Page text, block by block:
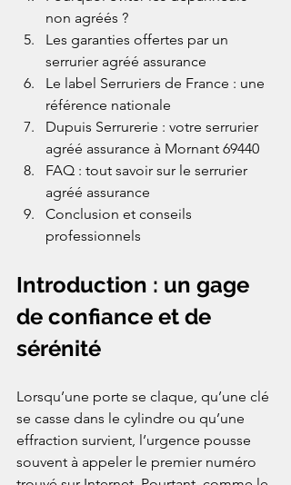
non agréés ?
Les garanties offertes par un
serrurier agréé assurance
Le label Serruriers de France : une
référence nationale
Dupuis Serrurerie : votre serrurier
agréé assurance à Mornant 69440
FAQ : tout savoir sur le serrurier
agréé assurance
Conclusion et conseils
professionnels
Introduction : un gage
de confiance et de
sérénité
Lorsqu’une porte se claque, qu’une clé
se casse dans le cylindre ou qu’une
effraction survient, l’urgence pousse
souvent à appeler le premier numéro